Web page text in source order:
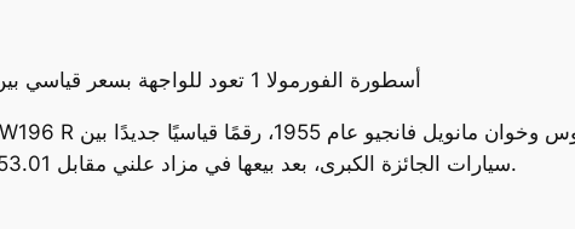
أسطورة الفورمولا 1 تعود للواجهة بسعر قياسي بين سيارات الجائزة الكبرى
سيارات الجائزة الكبرى، بعد بيعها في مزاد علني مقابل 53.01 مليون دولار يوم السبت.